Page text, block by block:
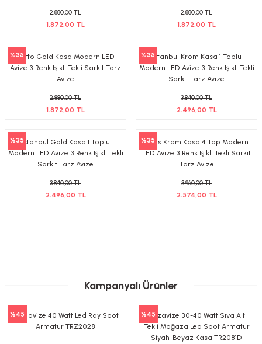
2.880,00 TL
1.872,00 TL
2.880,00 TL
1.872,00 TL
%35Porto Gold Kasa Modern LED
Avize 3 Renk Işıklı Tekli Sarkıt Tarz
Avize
2.880,00 TL
1.872,00 TL
%35İstanbul Krom Kasa 1 Toplu
Modern LED Avize 3 Renk Işıklı Tekli
Sarkıt Tarz Avize
3.840,00 TL
2.496,00 TL
%35İstanbul Gold Kasa 1 Toplu
Modern LED Avize 3 Renk Işıklı Tekli
Sarkıt Tarz Avize
3.840,00 TL
2.496,00 TL
%35
Asos Krom Kasa 4 Top Modern
LED Avize 3 Renk Işıklı Tekli Sarkıt
Tarz Avize
3.960,00 TL
2.574,00 TL
Kampanyalı Ürünler
%45
Tarzavize 40 Watt Led Ray Spot
Armatür TRZ2028
%45Tarzavize 30-40 Watt Sıva Altı
Tekli Mağaza Led Spot Armatür
Siyah-Beyaz Kasa TR2081D